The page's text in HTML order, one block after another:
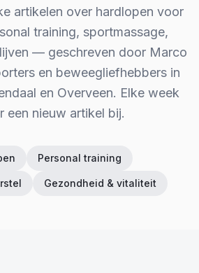
artikelen over hardlopen voor
training, sportmassage,
— geschreven door Marco
en beweegliefhebbers in
en Overveen. Elke week
een nieuw artikel bij.
Personal training
Gezondheid & vitaliteit